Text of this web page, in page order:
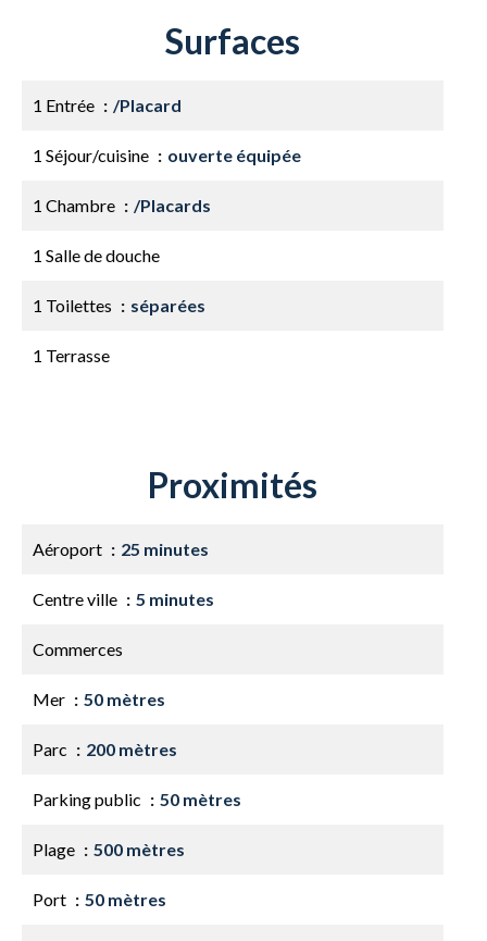
Surfaces
1 Entrée /Placard
1 Séjour/cuisine ouverte équipée
1 Chambre /Placards
1 Salle de douche
1 Toilettes séparées
1 Terrasse
Proximités
Aéroport 25 minutes
Centre ville 5 minutes
Commerces
Mer 50 mètres
Parc 200 mètres
Parking public 50 mètres
Plage 500 mètres
Port 50 mètres